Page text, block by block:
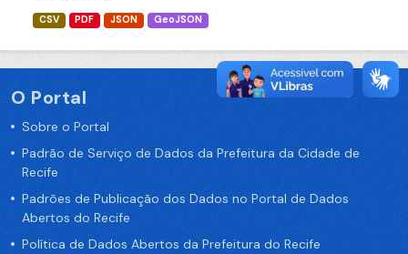
CSV PDF JSON GeoJSON
O Portal
Sobre o Portal
Padrão de Serviço de Dados da Prefeitura da Cidade de
Recife
Padrões de Publicação dos Dados no Portal de Dados
Abertos do Recife
Política de Dados Abertos da Prefeitura do Recife